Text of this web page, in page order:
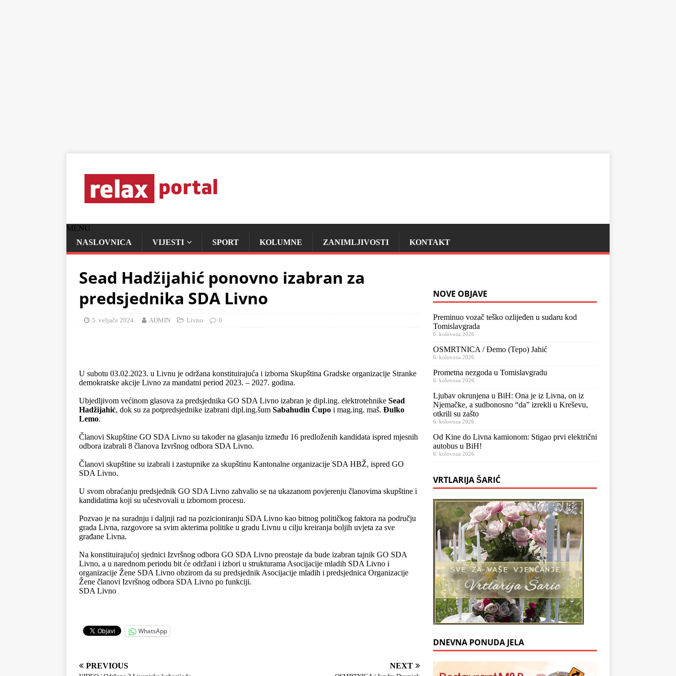
MENU
NASLOVNICA
VIJESTI SPORT KOLUMNE ZANIMLJIVOSTI KONTAKT
Sead Hadžijahić ponovno izabran za
predsjednika SDA Livno
5. veljače 2024. ADMIN Livno 0
U subotu 03.02.2023. u Livnu je održana konstituirajuća i izborna Skupština Gradske organizacije Stranke
demokratske akcije Livno za mandatni period 2023. – 2027. godina.
Ubjedljivom većinom glasova za predsjednika GO SDA Livno izabran je dipl.ing. elektrotehnike Sead
Hadžijahić, dok su za potpredsjednike izabrani dipl.ing.šum Sabahudin Ćupo i mag.ing. maš. Đulko
Lemo.
Članovi Skupštine GO SDA Livno su također na glasanju između 16 predloženih kandidata ispred mjesnih
odbora izabrali 8 članova Izvršnog odbora SDA Livno.
Članovi skupštine su izabrali i zastupnike za skupštinu Kantonalne organizacije SDA HBŽ, ispred GO
SDA Livno.
U svom obraćanju predsjednik GO SDA Livno zahvalio se na ukazanom povjerenju članovima skupštine i
kandidatima koji su učestvovali u izbornom procesu.
Pozvao je na suradnju i daljnji rad na pozicioniranju SDA Livno kao bitnog političkog faktora na području
grada Livna, razgovore sa svim akterima politike u gradu Livnu u cilju kreiranja boljih uvjeta za sve
građane Livna.
Na konstituirajućoj sjednici Izvršnog odbora GO SDA Livno preostaje da bude izabran tajnik GO SDA
Livno, a u narednom periodu bit će održani i izbori u strukturama Asocijacije mladih SDA Livno i
organizacije Žene SDA Livno obzirom da su predsjednik Asocijacije mladih i predsjednica Organizacije
Žene članovi Izvršnog odbora SDA Livno po funkciji.
SDA Livno
WhatsApp
PREVIOUS NEXT
NOVE OBJAVE
Preminuo vozač teško ozlijeđen u sudaru kod
Tomislavgrada
6. kolovoza 2026.
OSMRTNICA / Đemo (Tepo) Jahić
6. kolovoza 2026.
Prometna nezgoda u Tomislavgradu
6. kolovoza 2026.
Ljubav okrunjena u BiH: Ona je iz Livna, on iz
Njemačke, a sudbonosno “da” izrekli u Kreševu,
otkrili su zašto
6. kolovoza 2026.
Od Kine do Livna kamionom: Stigao prvi električni
autobus u BiH!
6. kolovoza 2026.
VRTLARIJA ŠARIĆ
DNEVNA PONUDA JELA